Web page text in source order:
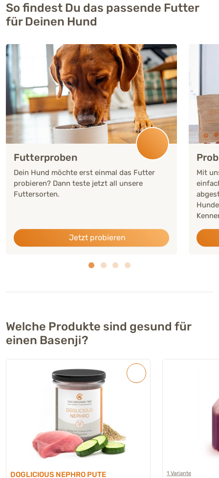
So findest Du das passende Futter
für Deinen Hund
Futterproben
Dein Hund möchte erst einmal das Futter
probieren? Dann teste jetzt all unsere
Futtersorten.
Jetzt probieren
Mit
Welche Produkte sind gesund für
einen Basenji?
DOGLICIOUS NEPHRO PUTE
1 Variante